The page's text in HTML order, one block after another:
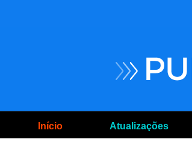
Início Atualizações